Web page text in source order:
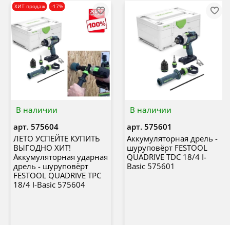
В наличии
ХИТ продаж -17%
арт. 575604
ЛЕТО УСПЕЙТЕ КУПИТЬ
ВЫГОДНО ХИТ!
Аккумуляторная ударная
дрель - шуруповёрт
FESTOOL QUADRIVE TPC
18/4 I-Basic 575604
В наличии
арт. 575601
Аккумуляторная дрель -
шуруповёрт FESTOOL
QUADRIVE TDC 18/4 I-
Basic 575601